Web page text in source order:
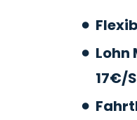
Lohn
17€/